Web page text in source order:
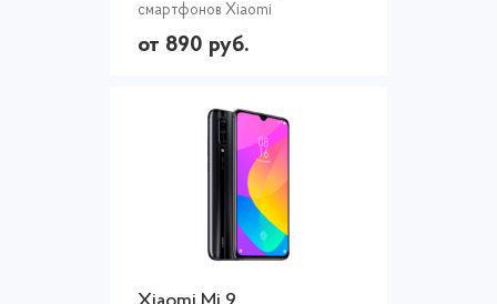
смартфонов Xiaomi
от 890 руб.